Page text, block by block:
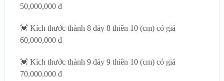
50,000,000 đ
💓 Kích thước thành 8 đáy 8 thiên 10 (cm) có giá
60,000,000 đ
💓 Kích thước thành 9 đáy 9 thiên 10 (cm) có giá
70,000,000 đ